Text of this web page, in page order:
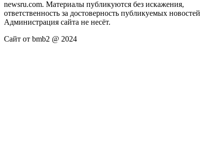
newsru.com. Материалы публикуются без искажения,
ответственность за достоверность публикуемых новостей
Администрация сайта не несёт.
Сайт от bmb2 @ 2024